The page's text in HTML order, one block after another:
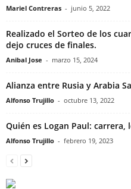
Mariel Contreras - junio 5, 2022
Realizado el Sorteo de los
dejo cruces de finales.
Anibal Jose - marzo 15, 2024
Alianza entre Rusia y Arabia
Alfonso Trujillo - octubre 13, 2022
Quién es Logan Paul:
Alfonso Trujillo - febrero 19, 2023